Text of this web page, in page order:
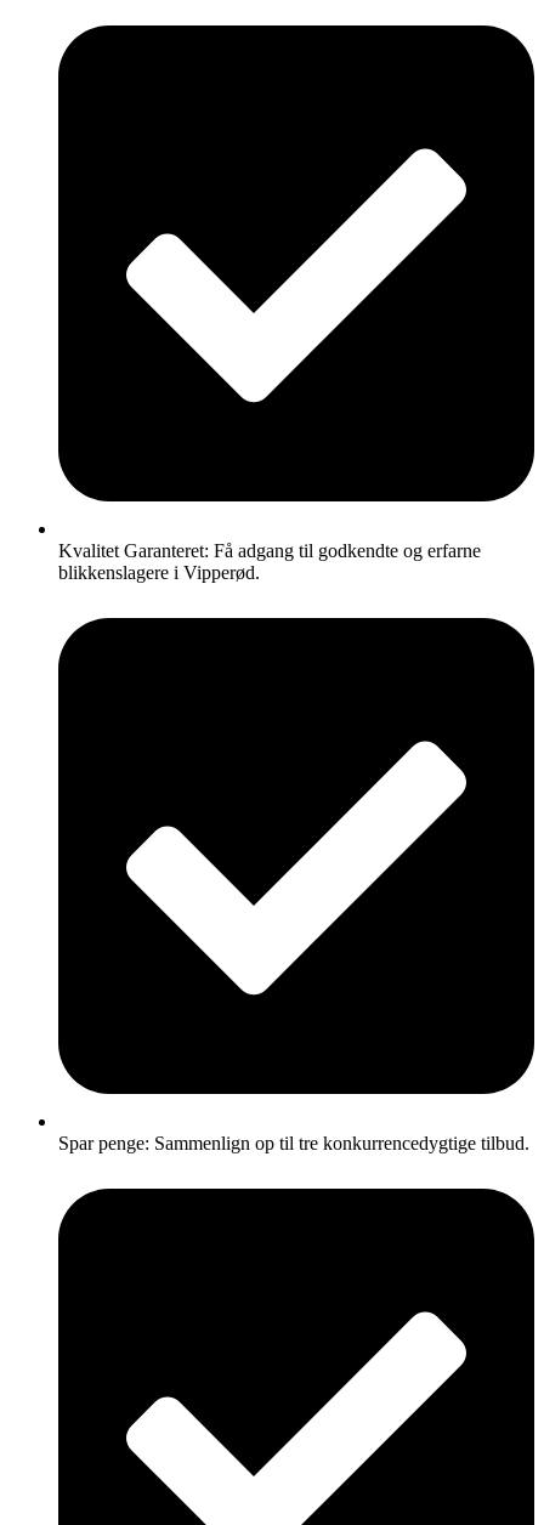
Kvalitet Garanteret: Få adgang til godkendte og erfarne
blikkenslagere i Vipperød.
Spar penge: Sammenlign op til tre konkurrencedygtige tilbud.